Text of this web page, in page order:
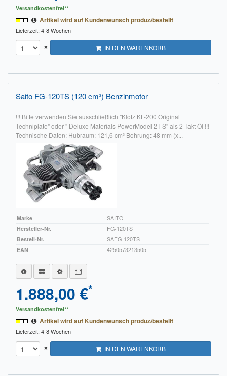
Versandkostenfrei**
Artikel wird auf Kundenwunsch produz/bestellt
Lieferzeit: 4-8 Wochen
× IN DEN WARENKORB
Saito FG-120TS (120 cm³) Benzinmotor
!!! Bitte verwenden Sie ausschließlich "Klotz KL-200 Original
Techniplate" oder " Deluxe Materials PowerModel 2T-S" als 2-Takt Öl !!!
Technische Daten: Hubraum: 121,6 cm³ Bohrung: 48 mm (x...
Marke
SAITO
Hersteller-Nr.
FG-120TS
Bestell-Nr.
SAFG-120TS
EAN
4250573213505
1.888,00 €*
Versandkostenfrei**
Artikel wird auf Kundenwunsch produz/bestellt
Lieferzeit: 4-8 Wochen
× IN DEN WARENKORB